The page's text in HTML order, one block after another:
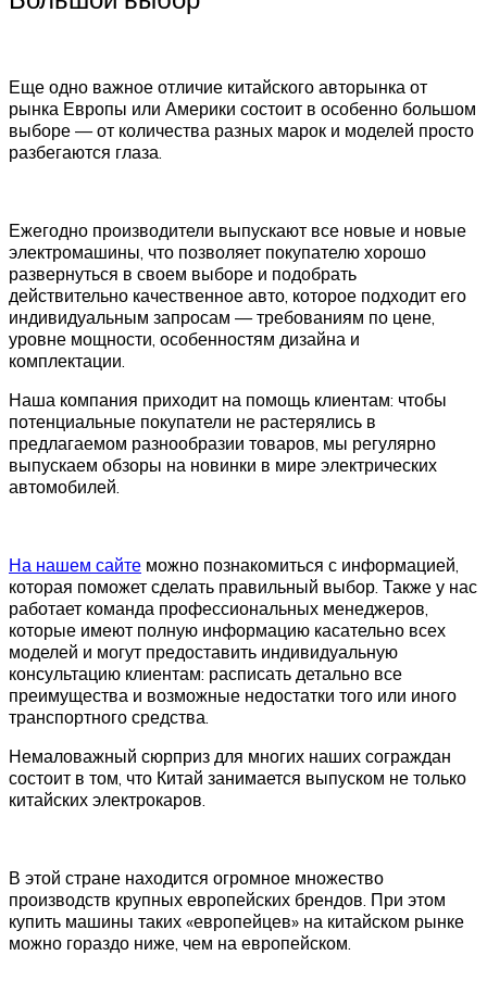
Еще одно важное отличие китайского авторынка от
рынка Европы или Америки состоит в особенно большом
выборе — от количества разных марок и моделей просто
разбегаются глаза.
Ежегодно производители выпускают все новые и новые
электромашины, что позволяет покупателю хорошо
развернуться в своем выборе и подобрать
действительно качественное авто, которое подходит его
индивидуальным запросам — требованиям по цене,
уровне мощности, особенностям дизайна и
комплектации.
Наша компания приходит на помощь клиентам: чтобы
потенциальные покупатели не растерялись в
предлагаемом разнообразии товаров, мы регулярно
выпускаем обзоры на новинки в мире электрических
автомобилей.
На нашем сайте можно познакомиться с информацией,
которая поможет сделать правильный выбор. Также у нас
работает команда профессиональных менеджеров,
которые имеют полную информацию касательно всех
моделей и могут предоставить индивидуальную
консультацию клиентам: расписать детально все
преимущества и возможные недостатки того или иного
транспортного средства.
Немаловажный сюрприз для многих наших сограждан
состоит в том, что Китай занимается выпуском не только
китайских электрокаров.
В этой стране находится огромное множество
производств крупных европейских брендов. При этом
купить машины таких «европейцев» на китайском рынке
можно гораздо ниже, чем на европейском.